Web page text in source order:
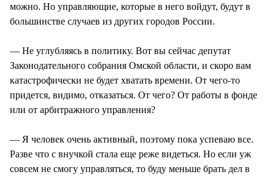
можно. Но управляющие, которые в него войдут, будут в
большинстве случаев из других городов России.
— Не углубляясь в политику. Вот вы сейчас депутат
Законодательного собрания Омской области, и скоро вам
катастрофически не будет хватать времени. От чего-то
придется, видимо, отказаться. От чего? От работы в фонде
или от арбитражного управления?
— Я человек очень активный, поэтому пока успеваю все.
Разве что с внучкой стала еще реже видеться. Но если уж
совсем не смогу управляться, то буду меньше брать дел в